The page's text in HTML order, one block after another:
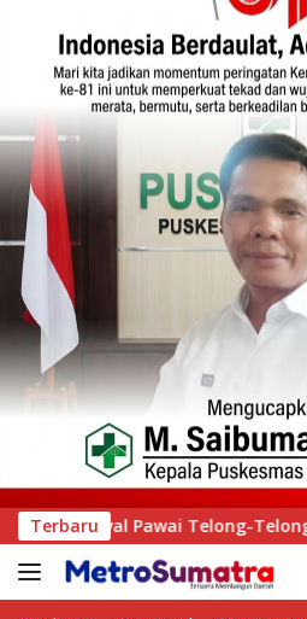
Terbaru
Kota Padang ke-357, Ribuan